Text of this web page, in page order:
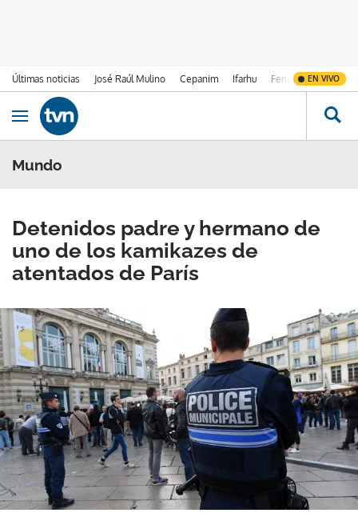
Últimas noticias José Raúl Mulino Cepanim Ifarhu Fenómeno de El
EN VIVO
Ir al contenido
Obrir navegació
Mundo
Detenidos padre y hermano de
uno de los kamikazes de
atentados de París